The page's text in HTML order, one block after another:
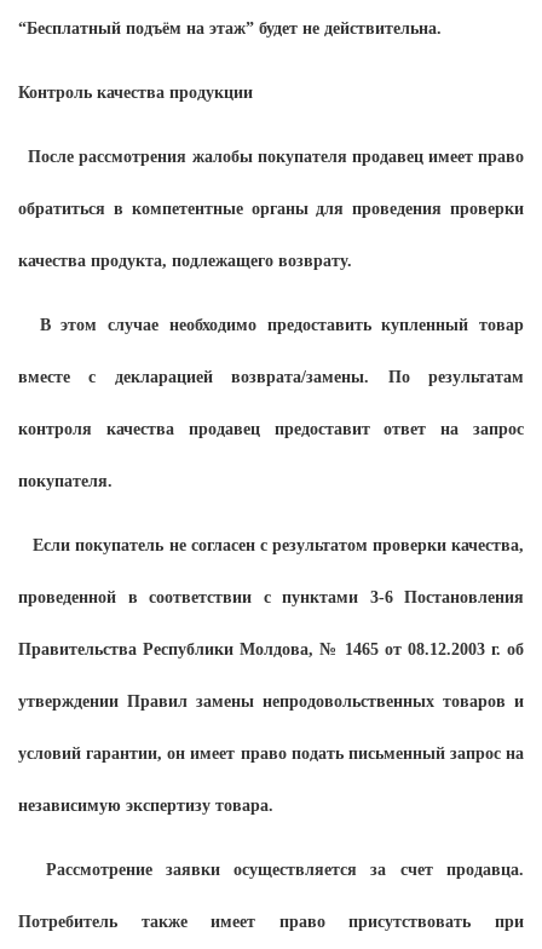
“Бесплатный подъём на этаж” будет не действительна.
Контроль качества продукции
После рассмотрения жалобы покупателя продавец имеет право
обратиться в компетентные органы для проведения проверки
качества продукта, подлежащего возврату.
В этом случае необходимо предоставить купленный товар
вместе с декларацией возврата/замены. По результатам
контроля качества продавец предоставит ответ на запрос
покупателя.
Если покупатель не согласен с результатом проверки качества,
проведенной в соответствии с пунктами 3-6 Постановления
Правительства Республики Молдова, № 1465 от 08.12.2003 г. об
утверждении Правил замены непродовольственных товаров и
условий гарантии, он имеет право подать письменный запрос на
независимую экспертизу товара.
Рассмотрение заявки осуществляется за счет продавца.
Потребитель также имеет право присутствовать при